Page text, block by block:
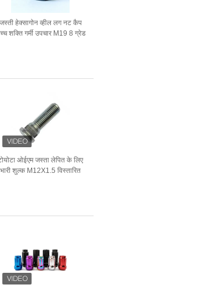
जस्ती हेक्सागोन व्हील लग नट कैप
शक्ति गर्मी उपचार M19 8 ग्रेड
ओईएम जस्ता लेपित के लिए
भारी शुल्क M12X1.5 विस्तारित